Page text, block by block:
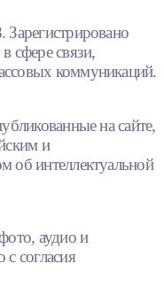
сфере связи,
коммуникаций.
на сайте,
и
об интеллектуальной
аудио и
согласия